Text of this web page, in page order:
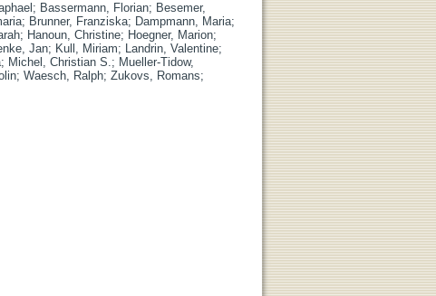
; Bassermann, Florian; Besemer,
; Brunner, Franziska; Dampmann, Maria;
; Hanoun, Christine; Hoegner, Marion;
Jan; Kull, Miriam; Landrin, Valentine;
; Michel, Christian S.; Mueller-Tidow,
; Waesch, Ralph; Zukovs, Romans;